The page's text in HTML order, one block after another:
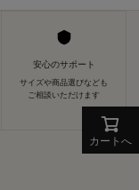
カートへ
安心のサポート
サイズや商品選びなども
ご相談いただけます